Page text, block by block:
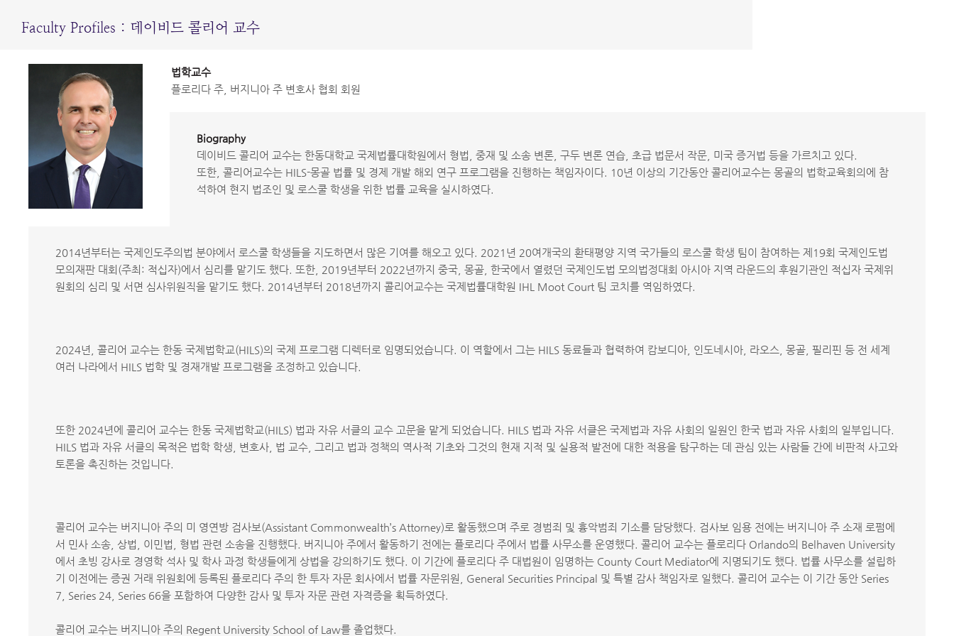
Faculty Profiles : 데이비드 콜리어 교수
법학교수
플로리다 주, 버지니아 주 변호사 협회 회원
Biography
데이비드 콜리어 교수는 한동대학교 국제법률대학원에서 형법, 중재 및 소송 변론, 구두 변론 연습, 초급 법문서 작문, 미국 증거법 등을 가르치고 있다.
또한, 콜리어교수는 HILS-몽골 법률 및 경제 개발 해외 연구 프로그램을 진행하는 책임자이다. 10년 이상의 기간동안 콜리어교수는 몽골의 법학교육회의에 참
석하여 현지 법조인 및 로스쿨 학생을 위한 법률 교육을 실시하였다.
2014년부터는 국제인도주의법 분야에서 로스쿨 학생들을 지도하면서 많은 기여를 해오고 있다. 2021년 20여개국의 환태평양 지역 국가들의 로스쿨 학생 팀이 참여하는 제19회 국제인도법
모의재판 대회(주최: 적십자)에서 심리를 맡기도 했다. 또한, 2019년부터 2022년까지 중국, 몽골, 한국에서 열렸던 국제인도법 모의법정대회 아시아 지역 라운드의 후원기관인 적십자 국제위
원회의 심리 및 서면 심사위원직을 맡기도 했다. 2014년부터 2018년까지 콜리어교수는 국제법률대학원 IHL Moot Court 팀 코치를 역임하였다.
2024년, 콜리어 교수는 한동 국제법학교(HILS)의 국제 프로그램 디렉터로 임명되었습니다. 이 역할에서 그는 HILS 동료들과 협력하여 캄보디아, 인도네시아, 라오스, 몽골, 필리핀 등 전 세계
여러 나라에서 HILS 법학 및 경재개발 프로그램을 조정하고 있습니다.
또한 2024년에 콜리어 교수는 한동 국제법학교(HILS) 법과 자유 서클의 교수 고문을 맡게 되었습니다. HILS 법과 자유 서클은 국제법과 자유 사회의 일원인 한국 법과 자유 사회의 일부입니다.
HILS 법과 자유 서클의 목적은 법학 학생, 변호사, 법 교수, 그리고 법과 정책의 역사적 기초와 그것의 현재 지적 및 실용적 발전에 대한 적용을 탐구하는 데 관심 있는 사람들 간에 비판적 사고와
토론을 촉진하는 것입니다.
콜리어 교수는 버지니아 주의 미 영연방 검사보(Assistant Commonwealth’s Attorney)로 활동했으며 주로 경범죄 및 흉악범죄 기소를 담당했다. 검사보 임용 전에는 버지니아 주 소재 로펌에
서 민사 소송, 상법, 이민법, 형법 관련 소송을 진행했다. 버지니아 주에서 활동하기 전에는 플로리다 주에서 법률 사무소를 운영했다. 콜리어 교수는 플로리다 Orlando의 Belhaven University
에서 초빙 강사로 경영학 석사 및 학사 과정 학생들에게 상법을 강의하기도 했다. 이 기간에 플로리다 주 대법원이 임명하는 County Court Mediator에 지명되기도 했다. 법률 사무소를 설립하
기 이전에는 증권 거래 위원회에 등록된 플로리다 주의 한 투자 자문 회사에서 법률 자문위원, General Securities Principal 및 특별 감사 책임자로 일했다. 콜리어 교수는 이 기간 동안 Series
7, Series 24, Series 66을 포함하여 다양한 감사 및 투자 자문 관련 자격증을 획득하였다.
콜리어 교수는 버지니아 주의 Regent University School of Law를 졸업했다.